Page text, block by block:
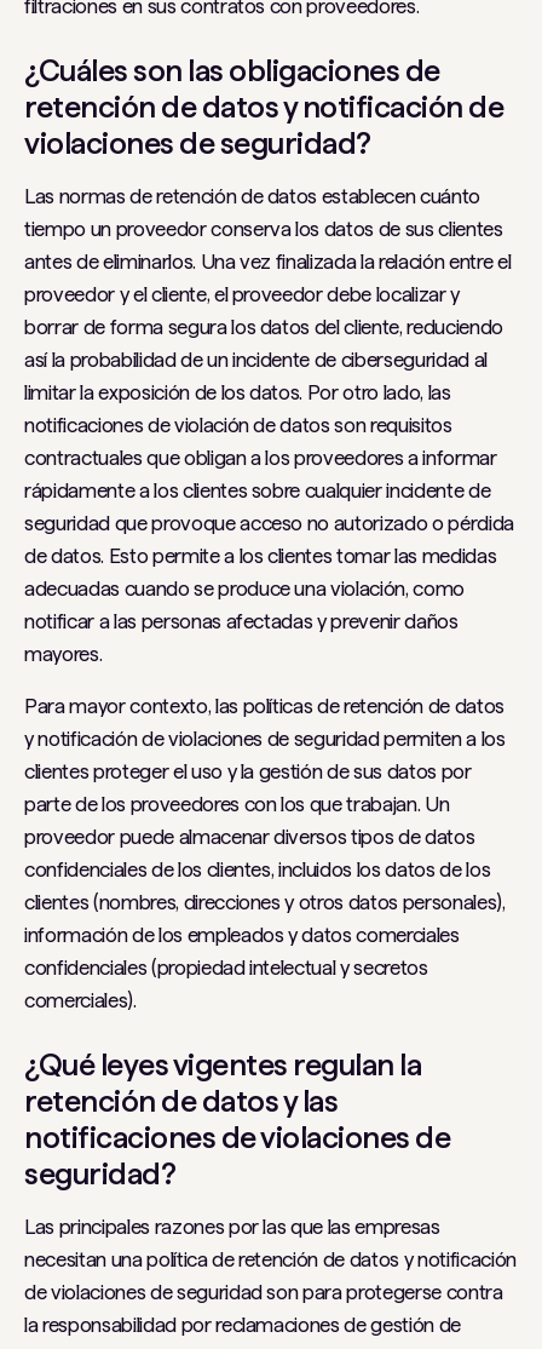
filtraciones en sus contratos con proveedores.
¿Cuáles son las obligaciones de
retención de datos y notificación de
violaciones de seguridad?
Las normas de retención de datos establecen cuánto
tiempo un proveedor conserva los datos de sus clientes
antes de eliminarlos. Una vez finalizada la relación entre el
proveedor y el cliente, el proveedor debe localizar y
borrar de forma segura los datos del cliente, reduciendo
así la probabilidad de un incidente de ciberseguridad al
limitar la exposición de los datos. Por otro lado, las
notificaciones de violación de datos son requisitos
contractuales que obligan a los proveedores a informar
rápidamente a los clientes sobre cualquier incidente de
seguridad que provoque acceso no autorizado o pérdida
de datos. Esto permite a los clientes tomar las medidas
adecuadas cuando se produce una violación, como
notificar a las personas afectadas y prevenir daños
mayores.
Para mayor contexto, las políticas de retención de datos
y notificación de violaciones de seguridad permiten a los
clientes proteger el uso y la gestión de sus datos por
parte de los proveedores con los que trabajan. Un
proveedor puede almacenar diversos tipos de datos
confidenciales de los clientes, incluidos los datos de los
clientes (nombres, direcciones y otros datos personales),
información de los empleados y datos comerciales
confidenciales (propiedad intelectual y secretos
comerciales).
¿Qué leyes vigentes regulan la
retención de datos y las
notificaciones de violaciones de
seguridad?
Las principales razones por las que las empresas
necesitan una política de retención de datos y notificación
de violaciones de seguridad son para protegerse contra
la responsabilidad por reclamaciones de gestión de